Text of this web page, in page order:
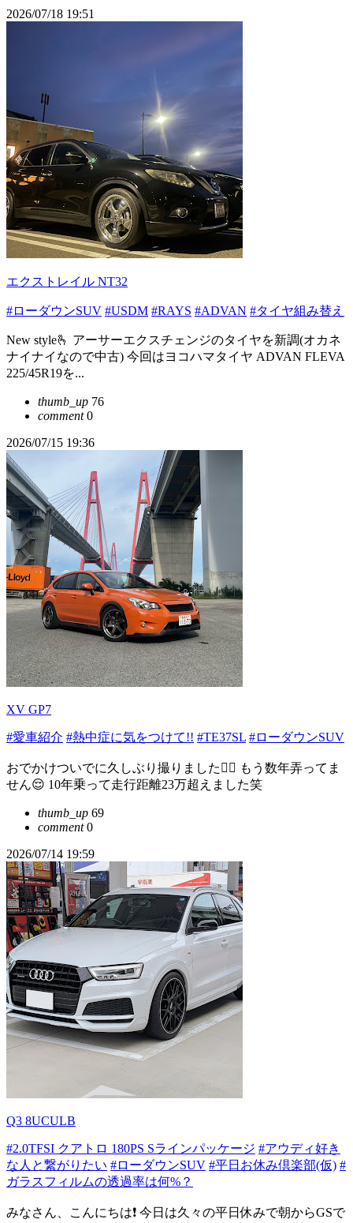
2026/07/18 19:51
エクストレイル NT32
#ローダウンSUV #USDM #RAYS #ADVAN #タイヤ組み替え
New style🫰 アーサーエクスチェンジのタイヤを新調(オカネ
ナイナイなので中古) 今回はヨコハマタイヤ ADVAN FLEVA
225/45R19を...
thumb_up 76
comment0
2026/07/15 19:36
XV GP7
#愛車紹介 #熱中症に気をつけて!! #TE37SL #ローダウンSUV
おでかけついでに久しぶり撮りました🙆‍♂️ もう数年弄ってま
せん😌 10年乗って走行距離23万超えました笑
thumb_up 69
comment0
2026/07/14 19:59
Q3 8UCULB
#2.0TFSI クアトロ 180PS Sラインパッケージ #アウディ好き
な人と繋がりたい #ローダウンSUV #平日お休み倶楽部(仮) #
ガラスフィルムの透過率は何%？
みなさん、こんにちは❗ 今日は久々の平日休みで朝からGSで